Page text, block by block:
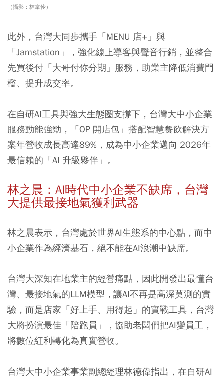
（攝影：林韋伶）
此外，台灣大同步攜手「MENU 店+」與
「Jamstation」，強化線上導客與聲音行銷，並整合
先買後付「大哥付你分期」服務，助業主降低消費門
檻、提升成交率。
在自研AI工具與強大生態圈支撐下，台灣大中小企業
服務動能強勁，「OP 開店包」搭配智慧餐飲解決方
案年營收成長高達89%，成為中小企業邁向 2026年
最信賴的「AI 升級夥伴」。
林之晨：AI時代中小企業不缺席，台灣
大提供最接地氣獲利武器
林之晨表示，台灣處於世界AI生態系的中心點，而中
小企業作為經濟基石，絕不能在AI浪潮中缺席。
台灣大深知在地業主的經營痛點，因此開發出最懂台
灣、最接地氣的LLM模型，讓AI不再是高深莫測的實
驗，而是店家「好上手、用得起」的實戰工具，台灣
大將扮演最佳「陪跑員」，協助老闆們把AI變員工，
將數位紅利轉化為真實營收。
台灣大中小企業事業副總經理林德偉指出，在自研AI